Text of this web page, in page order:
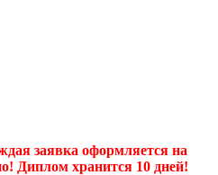
заявка оформляется на
Диплом хранится 10 дней!